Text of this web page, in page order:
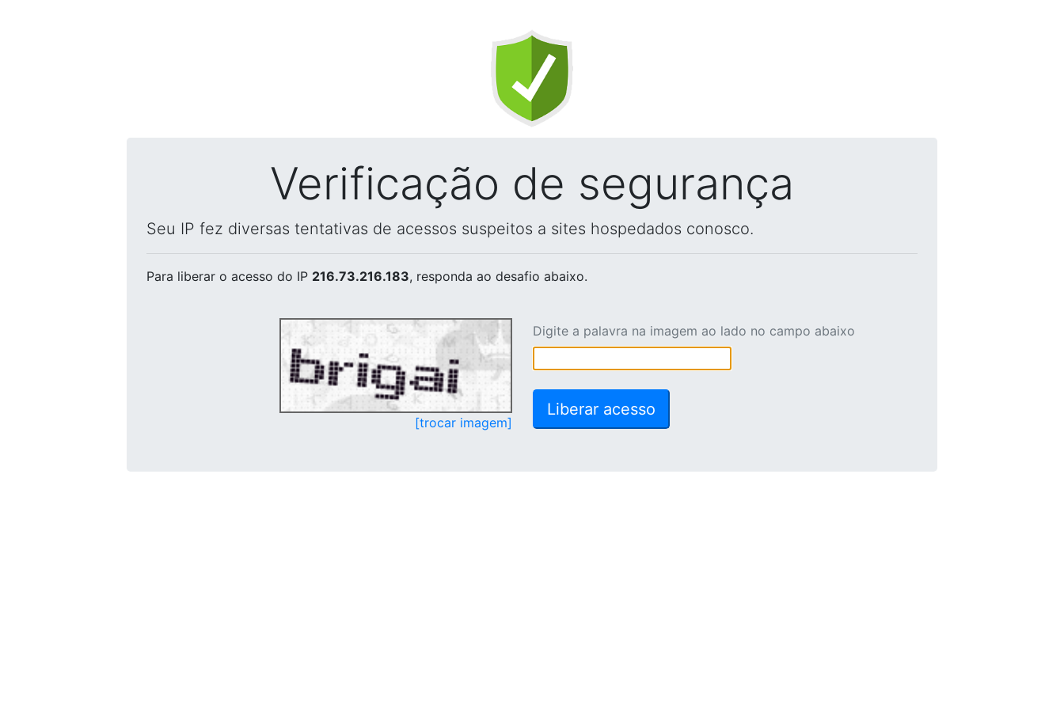
Verificação de segurança
Seu IP fez diversas tentativas de acessos suspeitos a sites hospedados conosco.
Para liberar o acesso do IP 216.73.216.183, responda ao desafio abaixo.
[trocar imagem]
Digite a palavra na imagem ao lado no campo abaixo